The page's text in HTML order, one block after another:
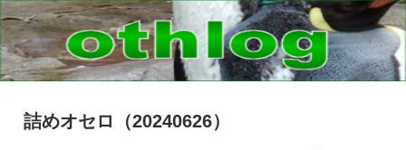
詰めオセロ（20240626）